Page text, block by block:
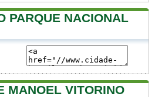
PARQUE NACIONAL
MANOEL VITORINO